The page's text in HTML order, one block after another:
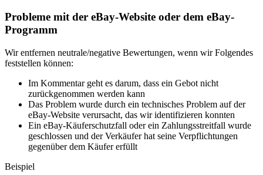
Probleme mit der eBay-Website oder dem eBay-
Programm
Wir entfernen neutrale/negative Bewertungen, wenn wir Folgendes
feststellen können:
Im Kommentar geht es darum, dass ein Gebot nicht
zurückgenommen werden kann
Das Problem wurde durch ein technisches Problem auf der
eBay-Website verursacht, das wir identifizieren konnten
Ein eBay-Käuferschutzfall oder ein Zahlungsstreitfall wurde
geschlossen und der Verkäufer hat seine Verpflichtungen
gegenüber dem Käufer erfüllt
Beispiel